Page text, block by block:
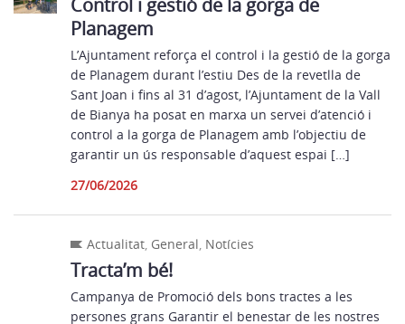
Control i gestió de la gorga de
Planagem
L’Ajuntament reforça el control i la gestió de la gorga
de Planagem durant l’estiu Des de la revetlla de
Sant Joan i fins al 31 d’agost, l’Ajuntament de la Vall
de Bianya ha posat en marxa un servei d’atenció i
control a la gorga de Planagem amb l’objectiu de
garantir un ús responsable d’aquest espai […]
27/06/2026
Actualitat, General, Notícies
Tracta’m bé!
Campanya de Promoció dels bons tractes a les
persones grans Garantir el benestar de les nostres